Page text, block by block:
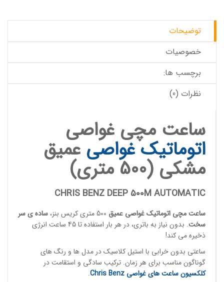
توضیحات
خصوصیات
برچسب ها:
نظرات (0)
ساعت مچی غواصی
اتوماتیکغواصی عمیق
مشکی (500 متری)
CHRIS BENZ DEEP 500M AUTOMATIC
ساعت مچی اتوماتیکغواصی عمیق
ساده ی سر
سخت
. بدون نیاز به باتری، در هر بار استفاده تا 45 ساعت انرژی
ذخیره می کند!
ساعتی بدون خرابی با استیل کلاسیک در مدل ها و رنگ های
گوناگون مناسب برای هر زمان. ترکیب سادگی و استقامت در
کلکسیون ساعت های غواصی Chris Benz
.